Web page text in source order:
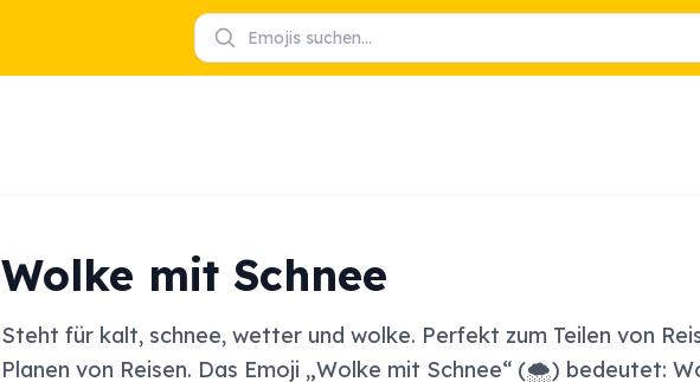
Wolke mit Schnee
Steht für kalt, schnee, wetter und wolke. Perfekt zum Teilen von
Planen von Reisen. Das Emoji „Wolke mit Schnee“ (🌨️) bedeutet: